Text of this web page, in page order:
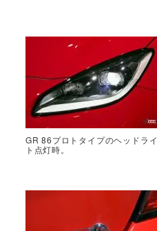
GR 86プロトタイプのヘッドライ
ト点灯時。